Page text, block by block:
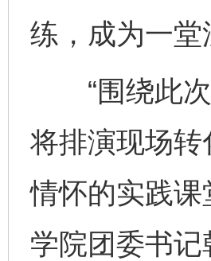
练，成为一
“围绕此次
将排演现场转
情怀的实践课
学院团委书